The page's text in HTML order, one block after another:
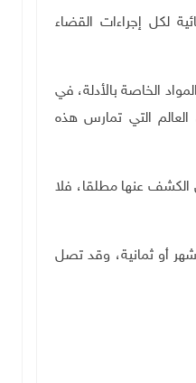
لكل إجراءات القضاء
الخاصة بالأدلة، في
التي تمارس هذه
الكشف عنها مطلقا، فلا
أو ثمانية، وقد تصل